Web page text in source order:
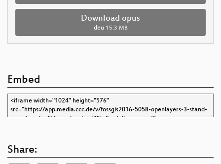
Download opus
deu 15.3 MB
Embed
Share: